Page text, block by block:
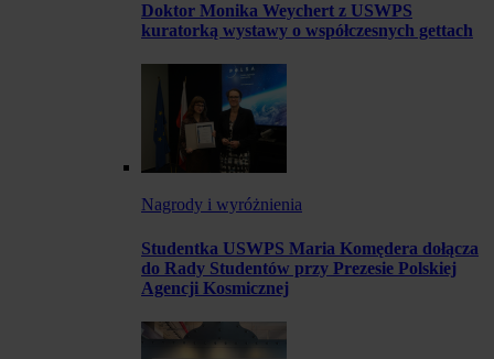
Doktor Monika Weychert z USWPS
kuratorką wystawy o współczesnych gettach
Nagrody i wyróżnienia
Studentka USWPS Maria Komędera dołącza
do Rady Studentów przy Prezesie Polskiej
Agencji Kosmicznej